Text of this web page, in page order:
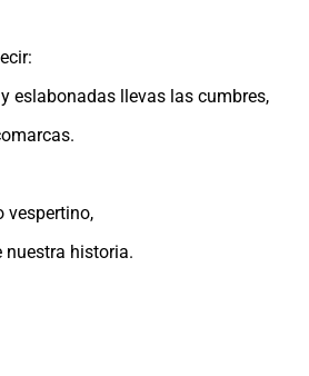
eslabonadas llevas las cumbres,
vespertino,
nuestra historia.